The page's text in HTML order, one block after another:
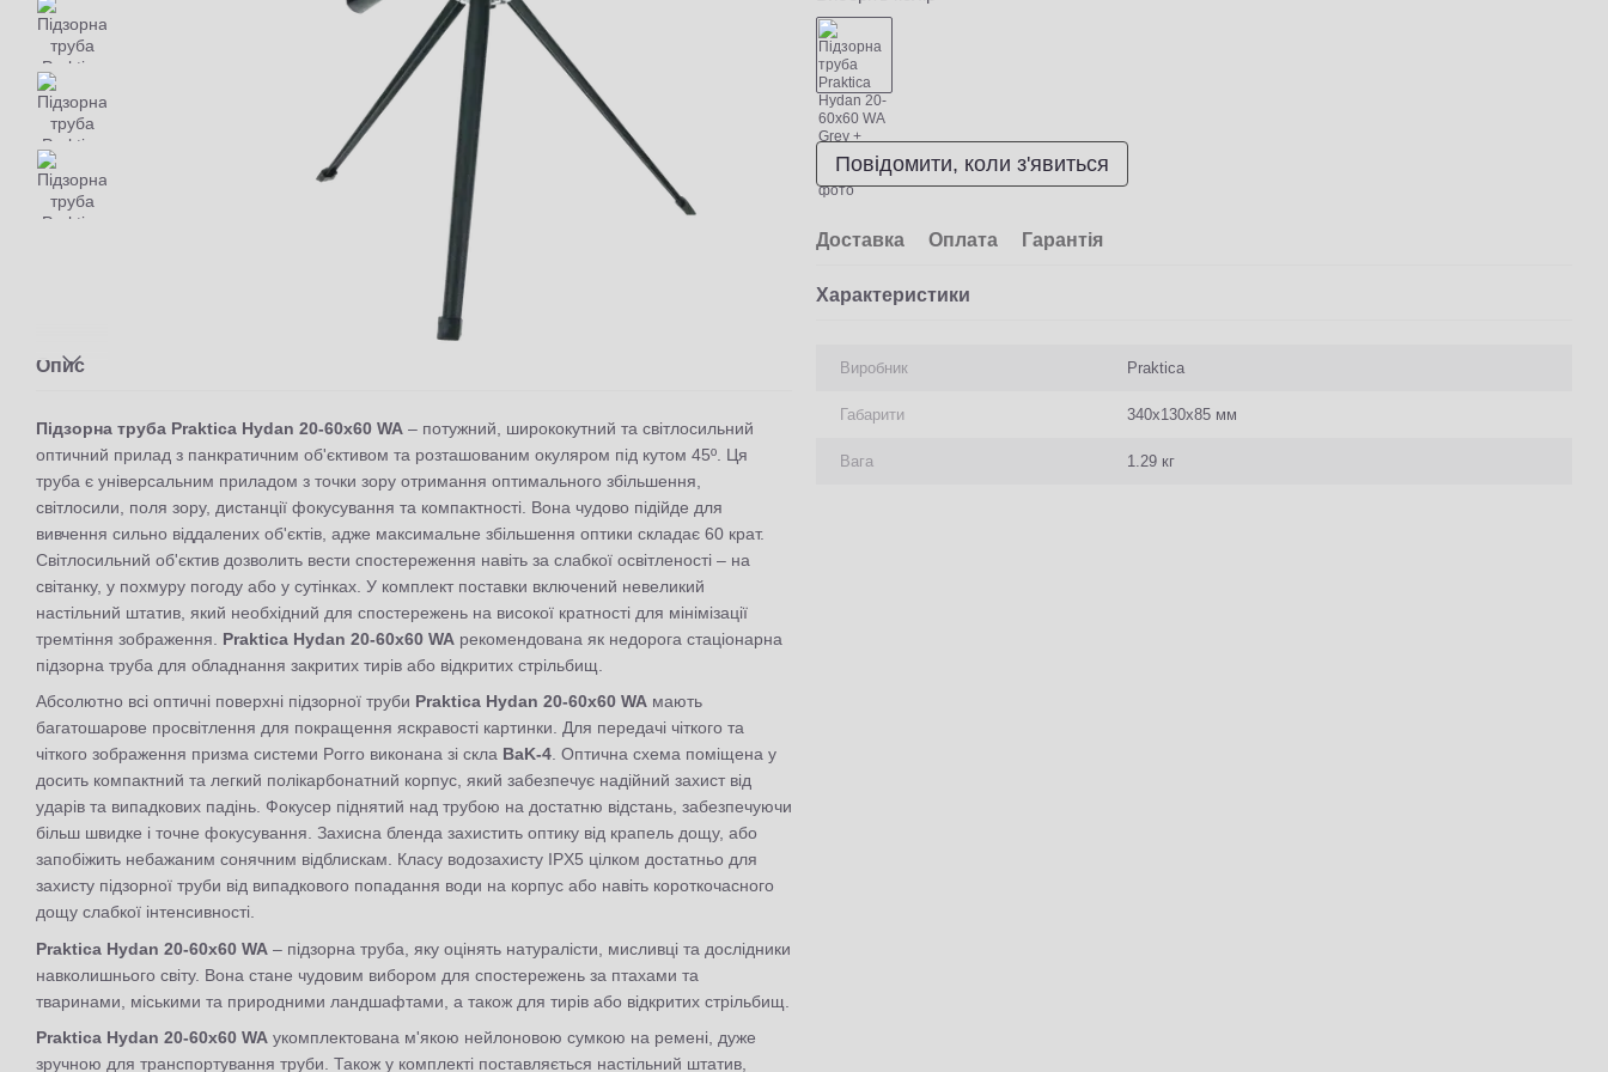
Опис
Підзорна труба Praktica Hydan 20-60x60 WA – потужний, ширококутний та світлосильний
оптичний прилад з панкратичним об'єктивом та розташованим окуляром під кутом 45º. Ця
труба є універсальним приладом з точки зору отримання оптимального збільшення,
світлосили, поля зору, дистанції фокусування та компактності. Вона чудово підійде для
вивчення сильно віддалених об'єктів, адже максимальне збільшення оптики складає 60 крат.
Світлосильний об'єктив дозволить вести спостереження навіть за слабкої освітленості – на
світанку, у похмуру погоду або у сутінках. У комплект поставки включений невеликий
настільний штатив, який необхідний для спостережень на високої кратності для мінімізації
тремтіння зображення. Praktica Hydan 20-60x60 WA рекомендована як недорога стаціонарна
підзорна труба для обладнання закритих тирів або відкритих стрільбищ.
Абсолютно всі оптичні поверхні підзорної труби Praktica Hydan 20-60x60 WA мають
багатошарове просвітлення для покращення яскравості картинки. Для передачі чіткого та
чіткого зображення призма системи Porro виконана зі скла BaK-4. Оптична схема поміщена у
досить компактний та легкий полікарбонатний корпус, який забезпечує надійний захист від
ударів та випадкових падінь. Фокусер піднятий над трубою на достатню відстань, забезпечуючи
більш швидке і точне фокусування. Захисна бленда захистить оптику від крапель дощу, або
запобіжить небажаним сонячним відблискам. Класу водозахисту IPX5 цілком достатньо для
захисту підзорної труби від випадкового попадання води на корпус або навіть короткочасного
дощу слабкої інтенсивності.
Praktica Hydan 20-60x60 WA – підзорна труба, яку оцінять натуралісти, мисливці та дослідники
навколишнього світу. Вона стане чудовим вибором для спостережень за птахами та
тваринами, міськими та природними ландшафтами, а також для тирів або відкритих стрільбищ.
Praktica Hydan 20-60x60 WA укомплектована м'якою нейлоновою сумкою на ремені, дуже
зручною для транспортування труби. Також у комплекті поставляється настільний штатив,
Повідомити, коли з'явиться
Доставка Оплата Гарантія
Характеристики
Виробник Praktica
Габарити 340x130x85 мм
Вага 1.29 кг